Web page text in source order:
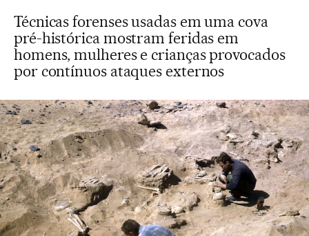
Técnicas forenses usadas em uma cova
pré-histórica mostram feridas em
homens, mulheres e crianças provocados
por contínuos ataques externos